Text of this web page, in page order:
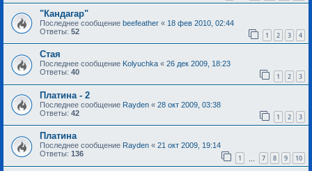
"Кандагар"
Последнее сообщение beefeather « 18 фев 2010, 02:44
Ответы: 52 1 2 3 4
Стая
Последнее сообщение Kolyuchka « 26 дек 2009, 18:23
Ответы: 40 1 2 3
Платина - 2
Последнее сообщение Rayden « 28 окт 2009, 03:38
Ответы: 42 1 2 3
Платина
Последнее сообщение Rayden « 21 окт 2009, 19:14
Ответы: 136 1 7 8 9 10